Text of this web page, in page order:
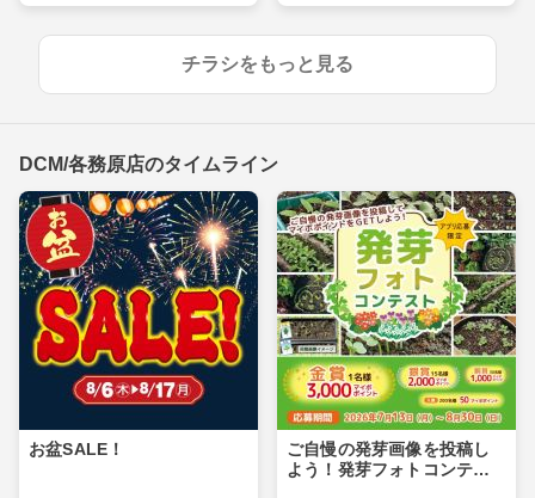
チラシをもっと見る
DCM/各務原店のタイムライン
お盆SALE！
ご自慢の発芽画像を投稿し
よう！発芽フォトコンテス